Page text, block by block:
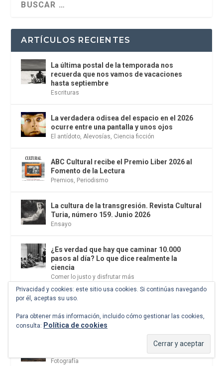
ARTÍCULOS RECIENTES
La última postal de la temporada nos
recuerda que nos vamos de vacaciones
hasta septiembre
Escrituras
La verdadera odisea del espacio en el 2026
ocurre entre una pantalla y unos ojos
El antídoto Alevosías Ciencia ficción
ABC Cultural recibe el Premio Liber 2026 al
Fomento de la Lectura
Premios Periodismo
La cultura de la transgresión. Revista Cultural
Turia, número 159. Junio 2026
Ensayo
¿Es verdad que hay que caminar 10.000
pasos al día? Lo que dice realmente la
ciencia
Comer lo justo y disfrutar más
Los descalabros
Carmelo Micieli, una relectura paisajística
Fotografía
Privacidad y cookies: este sitio usa cookies. Si continúas navegando
por él, aceptas su uso.
Para obtener más información, incluido cómo gestionar las cookies,
consulta: Política de cookies